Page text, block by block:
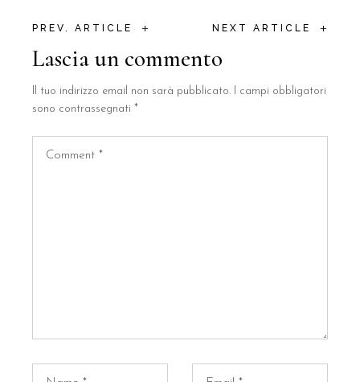
PREV. ARTICLE + NEXT ARTICLE +
Lascia un commento
Il tuo indirizzo email non sarà pubblicato.
I campi obbligatori
sono contrassegnati*